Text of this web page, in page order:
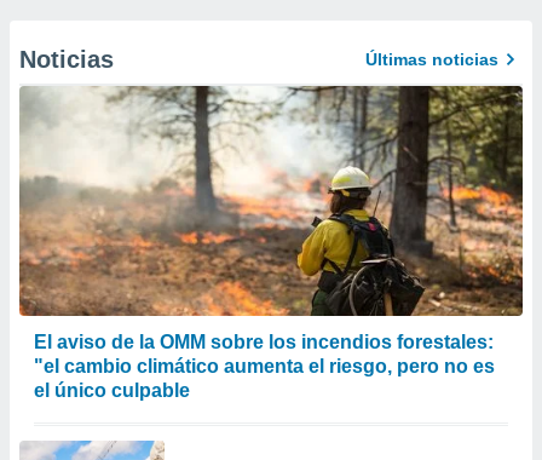
Noticias Últimas noticias
El aviso de la OMM sobre los incendios forestales:
"el cambio climático aumenta el riesgo, pero no es
el único culpable